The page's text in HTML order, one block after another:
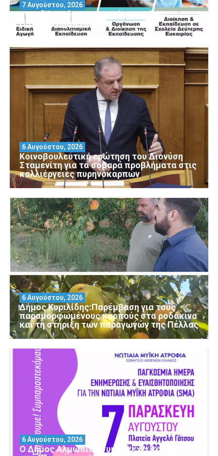
Μοριοδοτούμενα Σεμινάρια από το
Πανεπιστήμιο Πειραιά
7 Αυγούστου, 2026
Κοινοβουλευτική ερώτηση του Διονύση
Σταμενίτη για τα σοβαρά προβλήματα στις
καλλιέργειες πυρηνόκαρπων
6 Αυγούστου, 2026
Δήμος Κυριλίδης:Παρέμβαση για τους
παραμορφωμένους καρπούς στα ροδάκινα
και τη στήριξη των παραγωγών της Πέλλας
6 Αυγούστου, 2026
Ο Δήμος Αλμωπίας συμμετέχει και φέτος
6 Αυγούστου, 2026